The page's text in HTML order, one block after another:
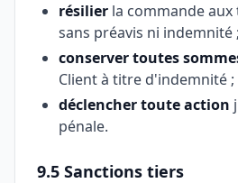
résilier la commande
sans préavis ni indemnité ;
conserver toutes
Client à titre d'indemnité ;
déclencher toute action
pénale.
9.5 Sanctions tiers